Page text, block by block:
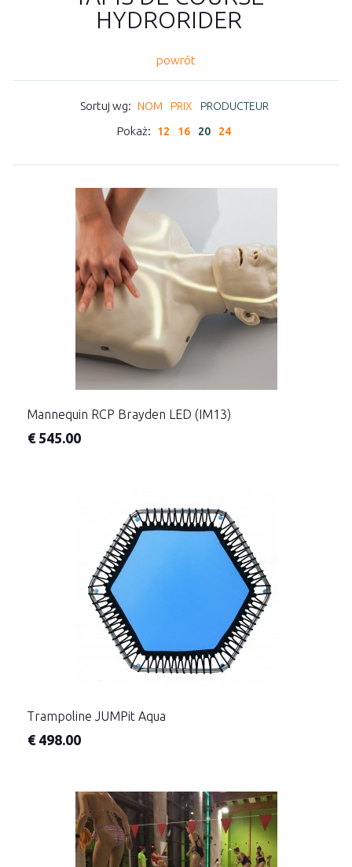
HYDRORIDER
powrót
Sortuj wg: NOM PRIX PRODUCTEUR
Pokaż: 12 16 20 24
Mannequin RCP Brayden LED (IM13)
€ 545.00
Trampoline JUMPit Aqua
€ 498.00